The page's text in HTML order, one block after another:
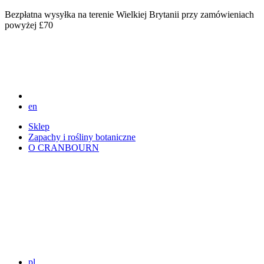
Bezpłatna wysyłka na terenie Wielkiej Brytanii przy zamówieniach
powyżej £70
en
Sklep
Zapachy i rośliny botaniczne
O CRANBOURN
pl